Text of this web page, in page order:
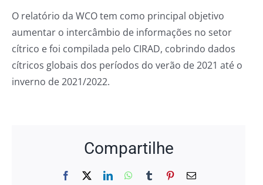
O relatório da WCO tem como principal objetivo
aumentar o intercâmbio de informações no setor
cítrico e foi compilada pelo CIRAD, cobrindo dados
cítricos globais dos períodos do verão de 2021 até o
inverno de 2021/2022.
Compartilhe
Facebook LinkedInWhatsApp
Tumblr Pinterest
E-